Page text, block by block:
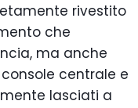
rivestito
che
ma anche
centrale e
lasciati a